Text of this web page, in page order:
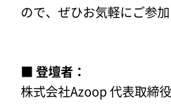
ので、ぜひお気軽にご参加
■ 登壇者：
株式会社Azoop 代表取締